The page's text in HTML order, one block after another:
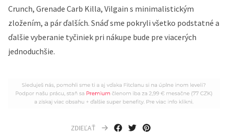
Crunch, Grenade Carb Killa, Vilgain s minimalistickým
zložením, a pár ďalších. Snáď sme pokryli všetko podstatné a
ďalšie vyberanie tyčiniek pri nákupe bude pre viacerých
jednoduchšie.
ZDIEĽAŤ